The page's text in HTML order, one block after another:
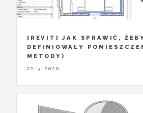
[REVIT] JAK SPRAWIĆ,
DEFINIOWAŁY
METODY)
22-3-2020